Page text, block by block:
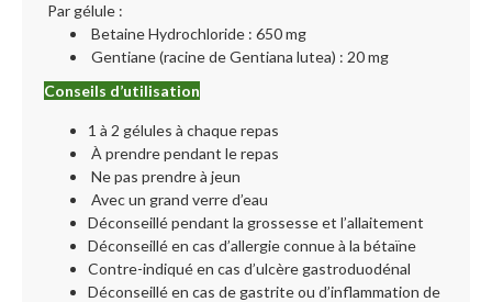
Par gélule :
Betaine Hydrochloride : 650 mg
Gentiane (racine de Gentiana lutea) : 20 mg
Conseils d’utilisation
1 à 2 gélules à chaque repas
À prendre pendant le repas
Ne pas prendre à jeun
Avec un grand verre d’eau
Déconseillé pendant la grossesse et l’allaitement
Déconseillé en cas d’allergie connue à la bétaïne
Contre-indiqué en cas d’ulcère gastroduodénal
Déconseillé en cas de gastrite ou d’inflammation de